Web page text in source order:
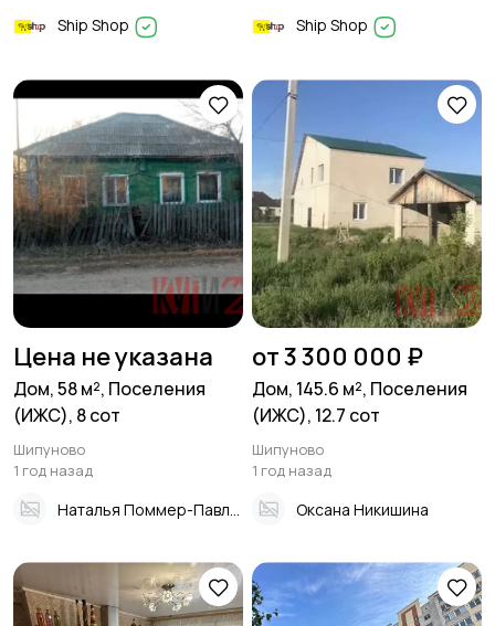
Ship Shop Ship Shop
Цена не указана
Дом, 58 м², Поселения
(ИЖС), 8 сот
Шипуново
1 год назад
от 3 300 000 ₽
Дом, 145.6 м², Поселения
(ИЖС), 12.7 сот
Шипуново
1 год назад
Оксана Никишина